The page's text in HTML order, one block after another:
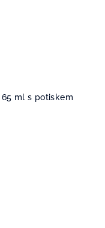
ml s potiskem